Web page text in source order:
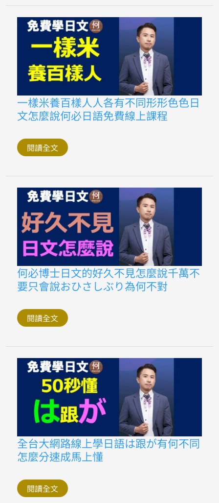
之
過
早
日
怎
麼
說
免
費
線
上
學
日
語
何
博
士
一樣米養百樣人人各有不同形形色色日
文怎麼說何必日語免費線上課程
一
樣
米
養
樣
人
人
不
同
形
形
色
日
文
怎
麼
說
何
必
日
語
免
線
上
課
閱讀全文
何必博士日文的好久不見怎麼說千萬不
要只會說おひさしぶり為何不對
何
必
博
士
文
的
好
見
怎
麼
說
要
只
會
お
ひ
さ
し
ぶ
為
何
不
閱讀全文
全台大網路線上學日語は跟が有何不同
怎麼分速成馬上懂
全
台
大
網
線
上
學
閱讀全文